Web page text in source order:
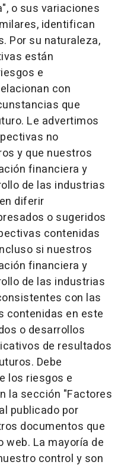
o sus variaciones
identifican
Por su naturaleza,
están
e
con
que
Le advertimos
no
y que nuestros
financiera y
de las industrias
diferir
o sugeridos
contenidas
si nuestros
financiera y
de las industrias
con las
contenidas en este
o desarrollos
de resultados
Debe
los riesgos e
la sección "Factores
publicado por
documentos que
La mayoría de
control y son